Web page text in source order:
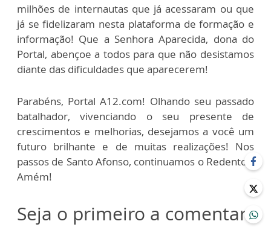
milhões de internautas que já acessaram ou que
já se fidelizaram nesta plataforma de formação e
informação! Que a Senhora Aparecida, dona do
Portal, abençoe a todos para que não desistamos
diante das dificuldades que aparecerem!
Parabéns, Portal A12.com! Olhando seu passado
batalhador, vivenciando o seu presente de
crescimentos e melhorias, desejamos a você um
futuro brilhante e de muitas realizações! Nos
passos de Santo Afonso, continuamos o Redentor!
Amém!
Seja o primeiro a comentar